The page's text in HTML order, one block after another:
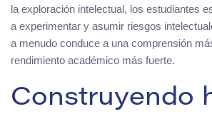
la exploración intelectual, los estudiantes
a experimentar y asumir riesgos
a menudo conduce a una comprensión
rendimiento académico más fuerte.
Construyendo